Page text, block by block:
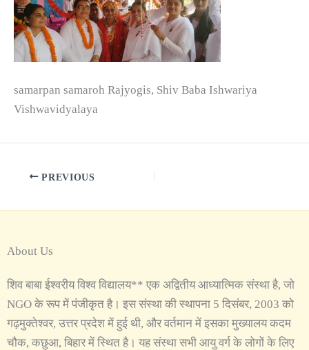
samarpan samaroh Rajyogis, Shiv Baba Ishwariya
Vishwavidyalaya
PREVIOUS
About Us
शिव बाबा ईश्वरीय विश्व विद्यालय** एक अद्वितीय आध्यात्मिक संस्था है, जो
NGO के रूप में पंजीकृत है। इस संस्था की स्थापना 5 दिसंबर, 2003 को
गढ़मुक्तेश्वर, उत्तर प्रदेश में हुई थी, और वर्तमान में इसका मुख्यालय कदम
चौक, कछुआ, बिहार में स्थित है। यह संस्था सभी आयु वर्ग के लोगों के लिए